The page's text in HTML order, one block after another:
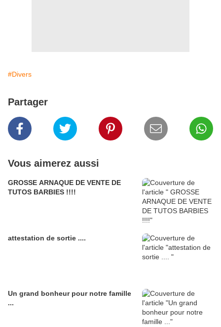
#Divers
Partager
Vous aimerez aussi
GROSSE ARNAQUE DE VENTE DE
TUTOS BARBIES !!!!
attestation de sortie ....
Un grand bonheur pour notre famille
...